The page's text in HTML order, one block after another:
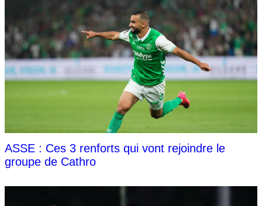
ASSE : Ces 3 renforts qui vont rejoindre le
groupe de Cathro